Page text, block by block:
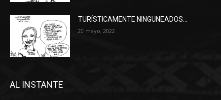
TURÍSTICAMENTE NINGUNEADOS…
20 mayo, 2022
AL INSTANTE